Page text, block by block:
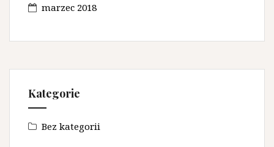
marzec 2018
Kategorie
Bez kategorii